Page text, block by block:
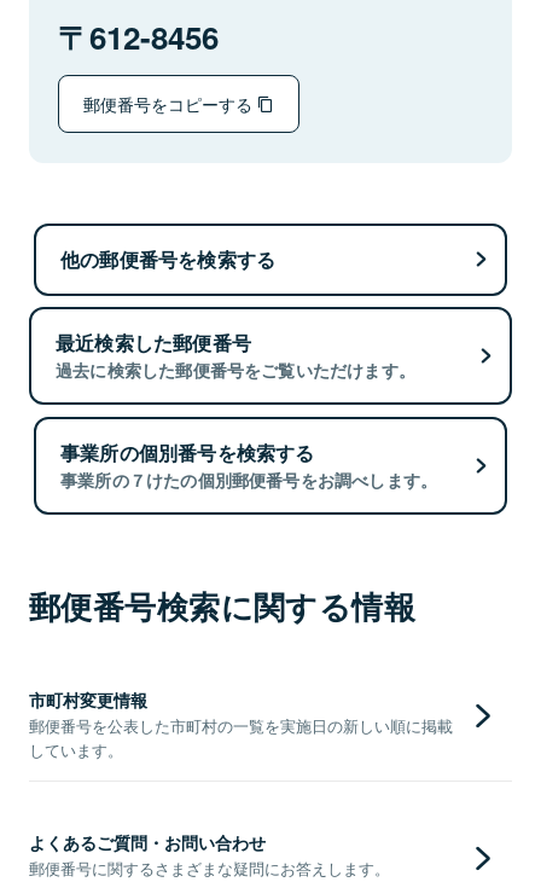
612-8456
郵便番号をコピーする
他の郵便番号を検索する
最近検索した郵便番号
過去に検索した郵便番号をご覧いただけます。
事業所の個別番号を検索する
事業所の７けたの個別郵便番号をお調べします。
郵便番号検索に関する情報
市町村変更情報
郵便番号を公表した市町村の一覧を実施日の新しい順に掲載
しています。
よくあるご質問・お問い合わせ
郵便番号に関するさまざまな疑問にお答えします。